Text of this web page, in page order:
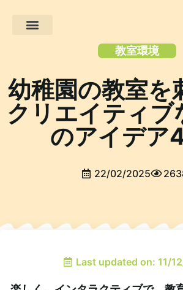
教室環境
幼稚園の教室を
クリエイティブ
のアイデア
22/02/2025
Last updated on: 11/